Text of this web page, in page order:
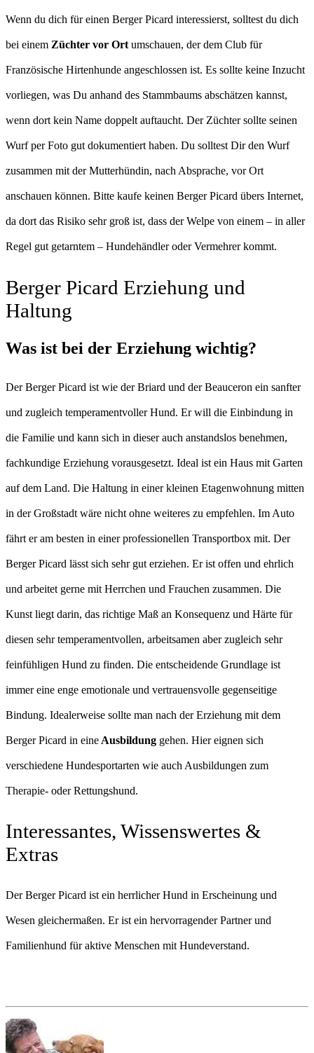
Wenn du dich für einen Berger Picard interessierst, solltest du dich
bei einem Züchter vor Ort umschauen, der dem Club für
Französische Hirtenhunde angeschlossen ist. Es sollte keine Inzucht
vorliegen, was Du anhand des Stammbaums abschätzen kannst,
wenn dort kein Name doppelt auftaucht. Der Züchter sollte seinen
Wurf per Foto gut dokumentiert haben. Du solltest Dir den Wurf
zusammen mit der Mutterhündin, nach Absprache, vor Ort
anschauen können. Bitte kaufe keinen Berger Picard übers Internet,
da dort das Risiko sehr groß ist, dass der Welpe von einem – in aller
Regel gut getarntem – Hundehändler oder Vermehrer kommt.
Berger Picard Erziehung und
Haltung
Was ist bei der Erziehung wichtig?
Der Berger Picard ist wie der Briard und der Beauceron ein sanfter
und zugleich temperamentvoller Hund. Er will die Einbindung in
die Familie und kann sich in dieser auch anstandslos benehmen,
fachkundige Erziehung vorausgesetzt. Ideal ist ein Haus mit Garten
auf dem Land. Die Haltung in einer kleinen Etagenwohnung mitten
in der Großstadt wäre nicht ohne weiteres zu empfehlen. Im Auto
fährt er am besten in einer professionellen Transportbox mit. Der
Berger Picard lässt sich sehr gut erziehen. Er ist offen und ehrlich
und arbeitet gerne mit Herrchen und Frauchen zusammen. Die
Kunst liegt darin, das richtige Maß an Konsequenz und Härte für
diesen sehr temperamentvollen, arbeitsamen aber zugleich sehr
feinfühligen Hund zu finden. Die entscheidende Grundlage ist
immer eine enge emotionale und vertrauensvolle gegenseitige
Bindung. Idealerweise sollte man nach der Erziehung mit dem
Berger Picard in eine Ausbildung gehen. Hier eignen sich
verschiedene Hundesportarten wie auch Ausbildungen zum
Therapie- oder Rettungshund.
Interessantes, Wissenswertes &
Extras
Der Berger Picard ist ein herrlicher Hund in Erscheinung und
Wesen gleichermaßen. Er ist ein hervorragender Partner und
Familienhund für aktive Menschen mit Hundeverstand.